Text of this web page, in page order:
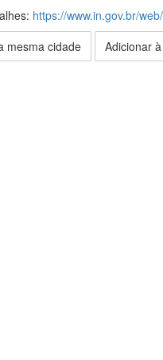
https://www.in.gov.br/
mesma cidade Adicionar